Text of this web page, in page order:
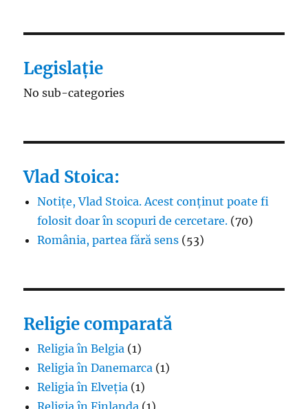
Legislație
No sub-categories
Vlad Stoica:
Notițe, Vlad Stoica. Acest conținut poate fi
folosit doar în scopuri de cercetare. (70)
România, partea fără sens (53)
Religie comparată
Religia în Belgia (1)
Religia în Danemarca (1)
Religia în Elveția (1)
Religia în Finlanda (1)